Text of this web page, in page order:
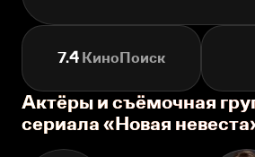
7.4 КиноПоиск
Актёры и съёмочная
сериала «Новая